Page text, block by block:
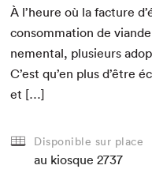
À l’heure où la fac­ture
con­som­ma­tion de
nemen­tal, plusieurs
C’est qu’en plus d’être
et […]
Disponible sur place
au kiosque 2737